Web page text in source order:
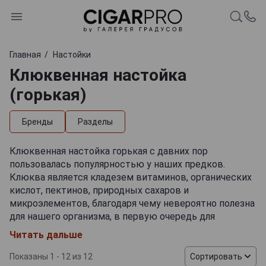
Главная Настойки
Клюквенная настойка
(горькая)
Бренды Разделы
Клюквенная настойка горькая с давних пор
пользовалась популярностью у наших предков.
Клюква является кладезем витаминов, органических
кислот, пектинов, природных сахаров и
микроэлементов, благодаря чему невероятно полезна
для нашего организма, в первую очередь для
поддержки иммунитета. Спирт как бы вытягивает
ценные вещества из ягоды, поэтому настойке
передается целебная сила северных плодов. В основе
Читать дальше
Показаны 1 - 12 из 12 Сортировать